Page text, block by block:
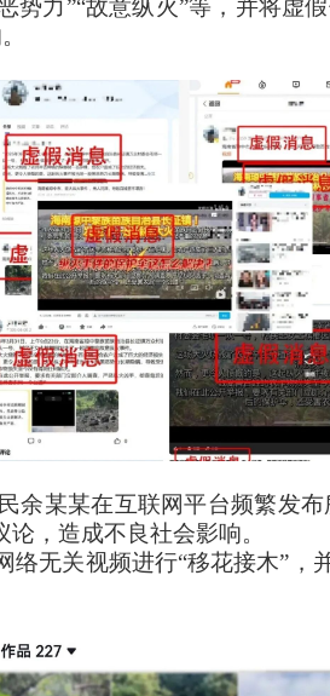
势力”“故意纵火”等，并将虚
某某在互联网平台频繁发
，造成不良社会影响。
无关视频进行“移花接木”，